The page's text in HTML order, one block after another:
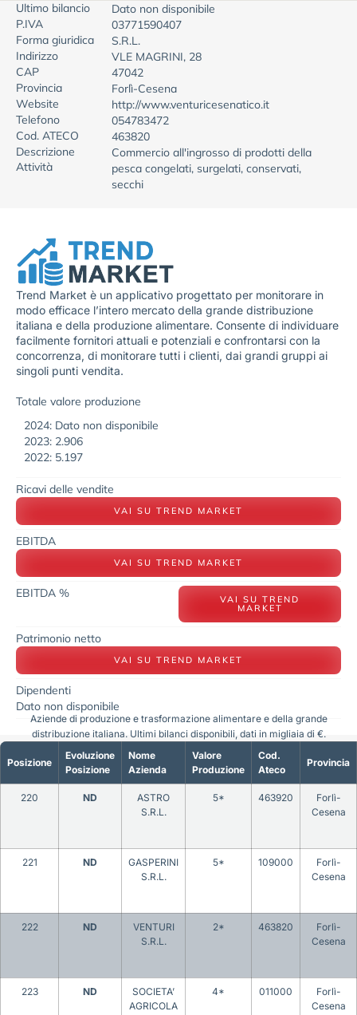
Ultimo bilancio
Dato non disponibile
P.IVA
03771590407
Forma giuridica
S.R.L.
Indirizzo
VLE MAGRINI, 28
CAP
47042
Provincia
Forlì-Cesena
Website
http://www.venturicesenatico.it
Telefono
054783472
Cod. ATECO
463820
Descrizione
Attività
Commercio all'ingrosso di prodotti della
pesca congelati, surgelati, conservati,
secchi
Trend Market è un applicativo progettato per monitorare in
modo efficace l’intero mercato della grande distribuzione
italiana e della produzione alimentare. Consente di individuare
facilmente fornitori attuali e potenziali e confrontarsi con la
concorrenza, di monitorare tutti i clienti, dai grandi gruppi ai
singoli punti vendita.
Totale valore produzione
2024: Dato non disponibile
2023: 2.906
2022: 5.197
Ricavi delle vendite
VAI SU TREND MARKET
EBITDA
VAI SU TREND MARKET
EBITDA % VAI SU TREND
MARKET
Patrimonio netto
VAI SU TREND MARKET
Dipendenti
Dato non disponibile
Posizione
Evoluzione
Posizione
Nome
Azienda
Valore
Produzione
Cod.
Ateco
Provincia
220 ND
ASTRO
S.R.L.
5* 463920
Forlì-
Cesena
221 ND
GASPERINI
S.R.L.
5* 109000
Forlì-
Cesena
222 ND
VENTURI
S.R.L.
2* 463820
Forlì-
Cesena
223 ND
SOCIETA’
AGRICOLA
4* 011000
Forlì-
Cesena
Aziende di produzione e trasformazione alimentare e della grande
distribuzione italiana. Ultimi bilanci disponibili, dati in migliaia di €.